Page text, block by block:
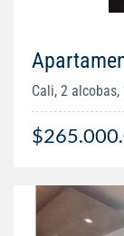
Cali, 2